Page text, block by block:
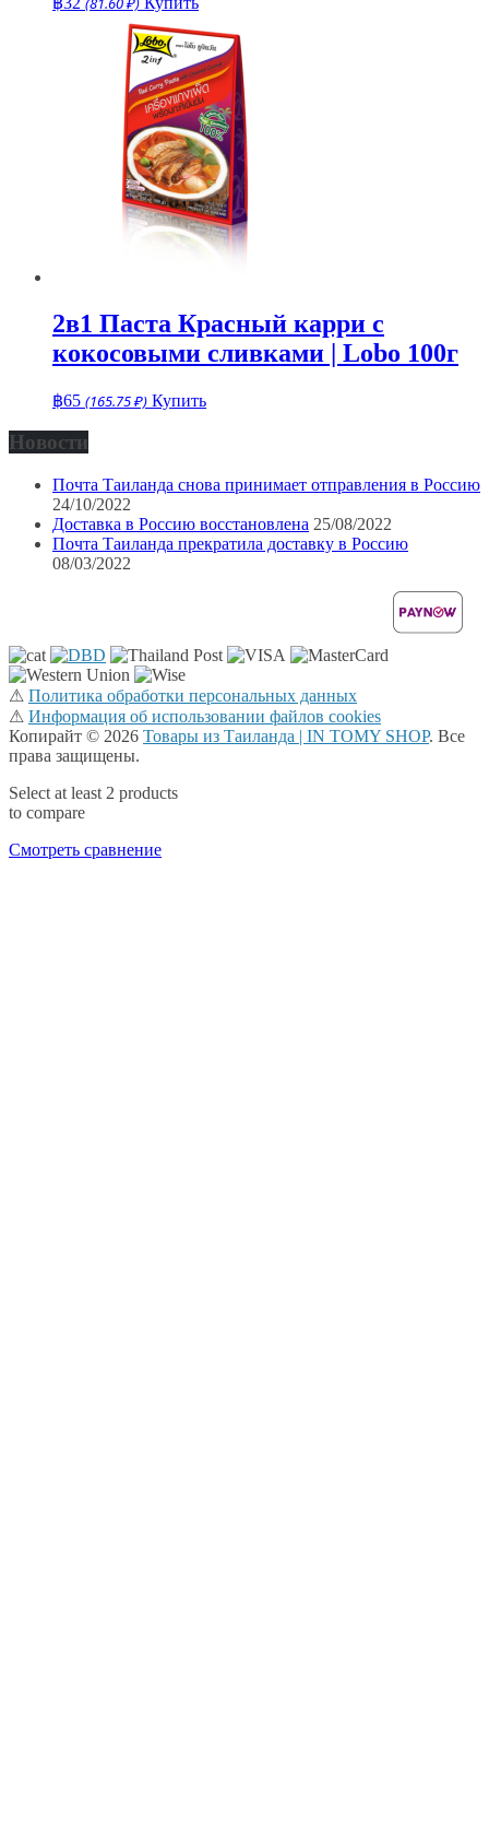
2в1 Паста Красный карри с
кокосовыми сливками | Lobo 100г
฿65 (165.75 ₽) Купить
Новости
Почта Таиланда снова принимает отправления в Россию
24/10/2022
Доставка в Россию восстановлена 25/08/2022
Почта Таиланда прекратила доставку в Россию
08/03/2022
⚠ Политика обработки персональных данных
⚠ Информация об использовании файлов cookies
Копирайт © 2026 Товары из Таиланда | IN TOMY SHOP. Все
права защищены.
Select at least 2 products
to compare
Смотреть сравнение